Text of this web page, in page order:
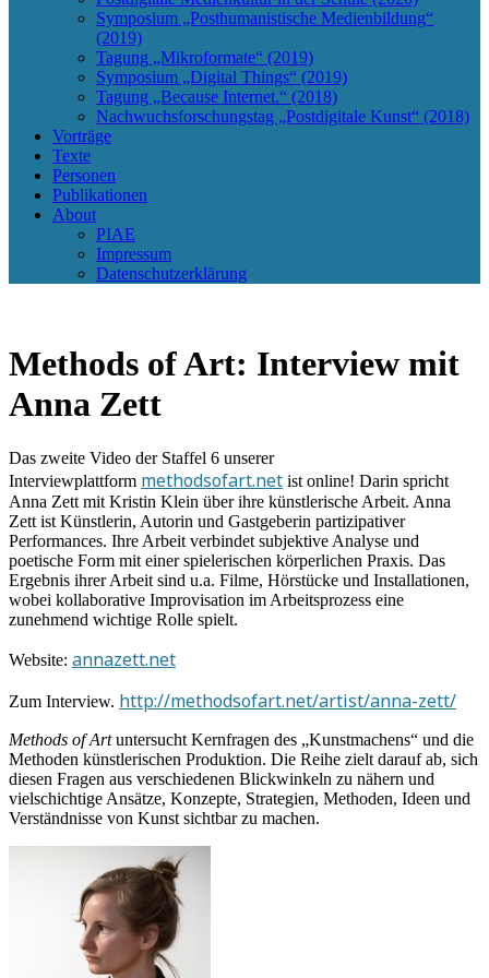
Symposium „Posthumanistische Medienbildung“
(2019)
Tagung „Mikroformate“ (2019)
Symposium „Digital Things“ (2019)
Tagung „Because Internet.“ (2018)
Nachwuchsforschungstag „Postdigitale Kunst“ (2018)
Vorträge
Texte
Personen
Publikationen
About
PIAE
Impressum
Datenschutzerklärung
Methods of Art: Interview mit
Anna Zett
Das zweite Video der Staffel 6 unserer
Interviewplattform methodsofart.net ist online! Darin spricht
Anna Zett mit Kristin Klein über ihre künstlerische Arbeit. Anna
Zett ist Künstlerin, Autorin und Gastgeberin partizipativer
Performances. Ihre Arbeit verbindet subjektive Analyse und
poetische Form mit einer spielerischen körperlichen Praxis. Das
Ergebnis ihrer Arbeit sind u.a. Filme, Hörstücke und Installationen,
wobei kollaborative Improvisation im Arbeitsprozess eine
zunehmend wichtige Rolle spielt.
Website: annazett.net
Zum Interview. http://methodsofart.net/artist/anna-zett/
Methods of Artuntersucht Kernfragen des „Kunstmachens“ und die
Methoden künstlerischen Produktion. Die Reihe zielt darauf ab, sich
diesen Fragen aus verschiedenen Blickwinkeln zu nähern und
vielschichtige Ansätze, Konzepte, Strategien, Methoden, Ideen und
Verständnisse von Kunst sichtbar zu machen.